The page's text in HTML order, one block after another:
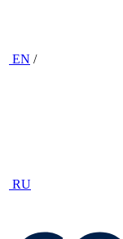
EN /
RU